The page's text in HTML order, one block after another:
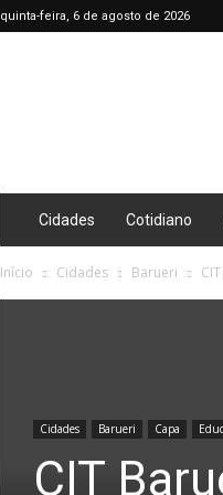
quinta-feira, 6 de agosto de 2026
Cidades Cotidiano
Início Cidades Barueri
Cidades Barueri Capa
CIT